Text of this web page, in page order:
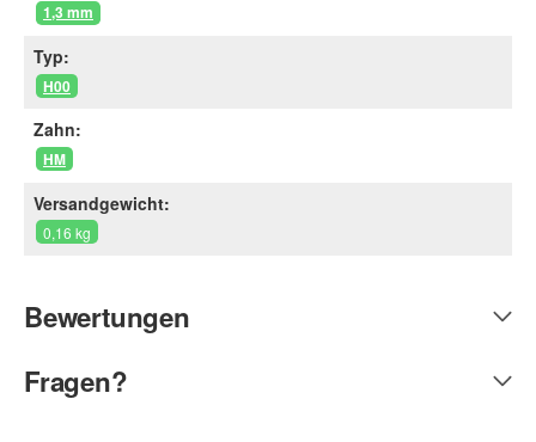
1,3 mm
Typ:
H00
Zahn:
HM
Versandgewicht:
0,16 kg
Bewertungen
Fragen?